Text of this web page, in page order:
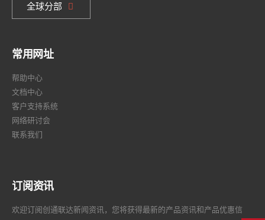
全球分部
常用网址
帮助中心
文档中心
客户支持系统
网络研讨会
联系我们
订阅资讯
欢迎订阅创通联达新闻资讯，您将获得最新的产品资讯和产品优惠信